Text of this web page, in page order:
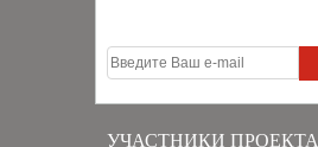
УЧАСТНИКИ ПРОЕКТА